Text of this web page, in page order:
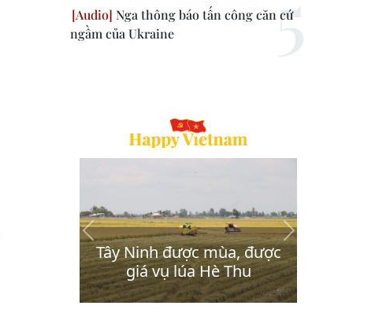
Nga thông báo tấn công căn cứ
ngầm của Ukraine